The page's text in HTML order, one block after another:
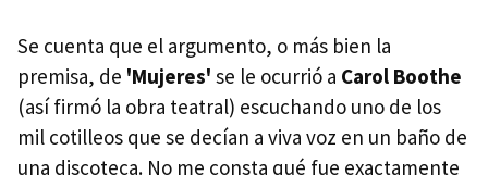
Se cuenta que el argumento, o más bien la
premisa, de 'Mujeres' se le ocurrió a Carol Boothe
(así firmó la obra teatral) escuchando uno de los
mil cotilleos que se decían a viva voz en un baño de
una discoteca. No me consta qué fue exactamente